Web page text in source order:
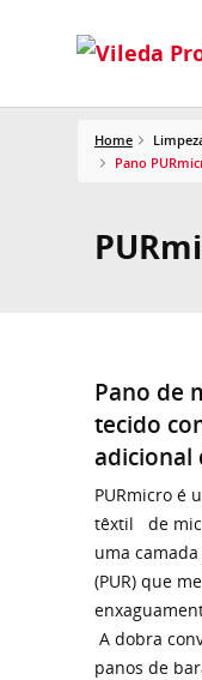
Home
Pano
Pano de
tecido
adicional
PURmicro é
têxtil de
uma
(PUR) que
A dobra
panos de